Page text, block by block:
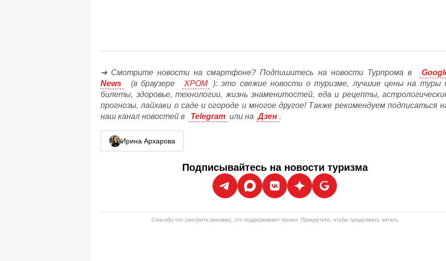
➔ Смотрите новости на смартфоне? Подпишитесь на новости Турпрома в
News
(в браузере ХРОМ
): это свежие новости о туризме, лучшие цены на туры
билеты, здоровье, технологии, жизнь знаменитостей, еда и рецепты,
прогнозы, лайхаки о саде и огороде и многое другое! Также рекомендуем подписаться
наш канал новостей в
Telegram или на Дзен .
Ирина Архарова
Подписывайтесь на новости туризма
Спасибо что смотрите рекламу, это поддерживает проект. Прокрутите, чтобы продолжить читать